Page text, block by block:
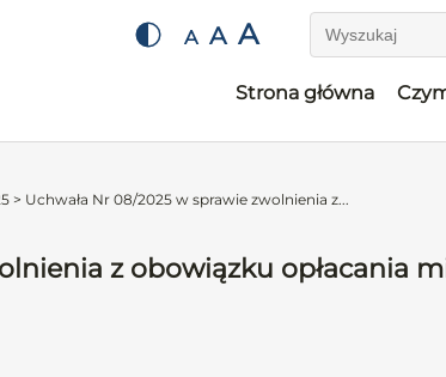
A A A Wyszukaj
Strona główna
> Uchwała Nr 08/2025 w sprawie zwolnienia z...
z obowiązku opłacania